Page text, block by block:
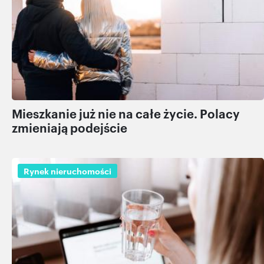
Mieszkanie już nie na całe życie. Polacy
zmieniają podejście
Rynek nieruchomości